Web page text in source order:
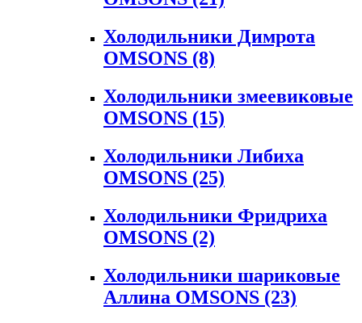
Холодильники Димрота
OMSONS (8)
Холодильники змеевиковые
OMSONS (15)
Холодильники Либиха
OMSONS (25)
Холодильники Фридриха
OMSONS (2)
Холодильники шариковые
Аллина OMSONS (23)